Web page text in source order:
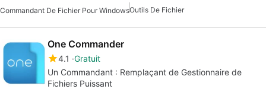
Commandant De Fichier Pour WindowsOutils De Fichier
One Commander
4.1 Gratuit
Un Commandant : Remplaçant de Gestionnaire de
Fichiers Puissant